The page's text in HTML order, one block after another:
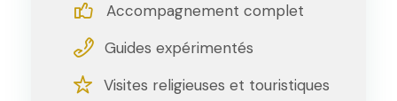
Accompagnement complet
Guides expérimentés
Visites religieuses et touristiques